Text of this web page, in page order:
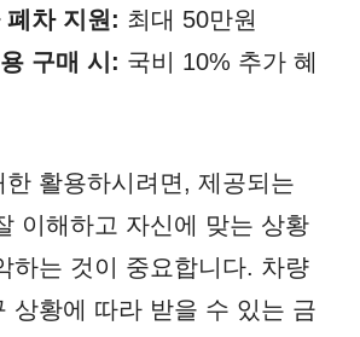
폐차 지원: 최대 50만원
구매 시: 국비 10% 추가 혜
한 활용하시려면, 제공되는
이해하고 자신에 맞는 상황
하는 것이 중요합니다. 차량
상황에 따라 받을 수 있는 금